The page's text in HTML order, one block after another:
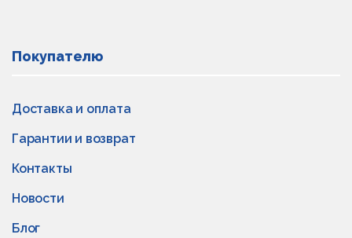
Покупателю
Доставка и оплата
Гарантии и возврат
Контакты
Новости
Блог